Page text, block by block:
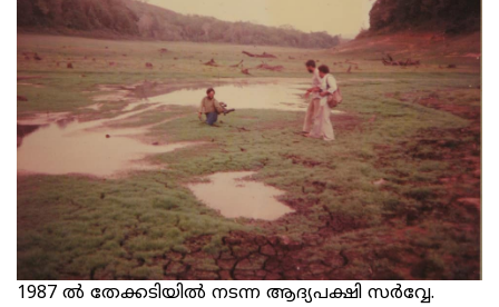
1987 ല്‍ തേക്കടിയില്‍ നടന്ന ആദ്യപക്ഷി സര്‍വ്വേ.